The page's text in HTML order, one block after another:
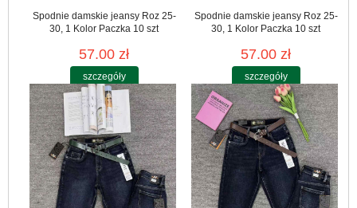
Spodnie damskie jeansy Roz 25-
30, 1 Kolor Paczka 10 szt
57.00 zł
szczegóły
Spodnie damskie jeansy Roz 25-
30, 1 Kolor Paczka 10 szt
57.00 zł
szczegóły